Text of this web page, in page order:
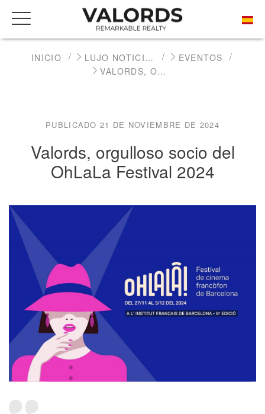
INICIO LUJO NOTICIAS INMOBILIARIAS
EVENTOS
VALORDS, ORGULLOSO SOCIO DEL OHLALA FESTIVAL 2024
PUBLICADO 21 DE NOVIEMBRE DE 2024
Valords, orgulloso socio del
OhLaLa Festival 2024